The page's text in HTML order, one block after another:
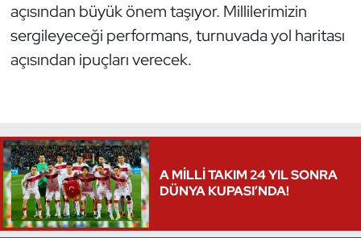
açısından büyük önem taşıyor. Millilerimizin
sergileyeceği performans, turnuvada yol haritası
açısından ipuçları verecek.
A MİLLİ TAKIM 24 YIL SONRA
DÜNYA KUPASI’NDA!
Satranç
Sualtı Sporları
Tekvando
Tenis